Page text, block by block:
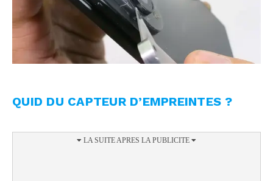
QUID DU CAPTEUR D’EMPREINTES ?